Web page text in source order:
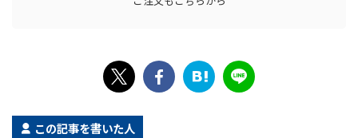
この記事を書いた人